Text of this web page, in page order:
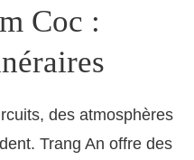
Coc :
des atmosphères
Trang An offre des